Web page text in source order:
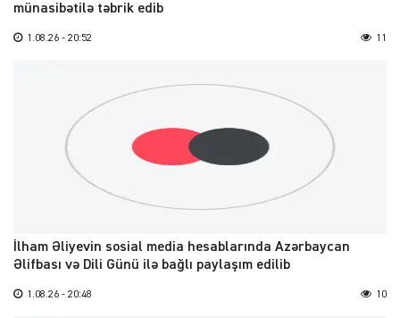
münasibətilə təbrik edib
1.08.26 - 20:52 11
İlham Əliyevin sosial media hesablarında Azərbaycan
Əlifbası və Dili Günü ilə bağlı paylaşım edilib
1.08.26 - 20:48 10